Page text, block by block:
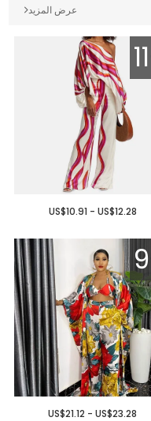
عرض المزيد
US$10.91 - US$12.28
US$21.12 - US$23.28